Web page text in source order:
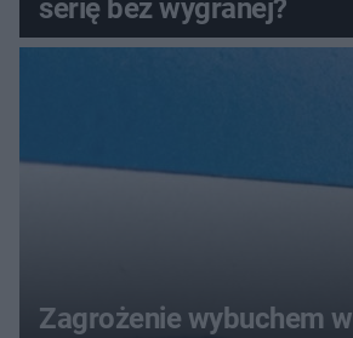
serię bez wygranej?
Zagrożenie wybuchem w